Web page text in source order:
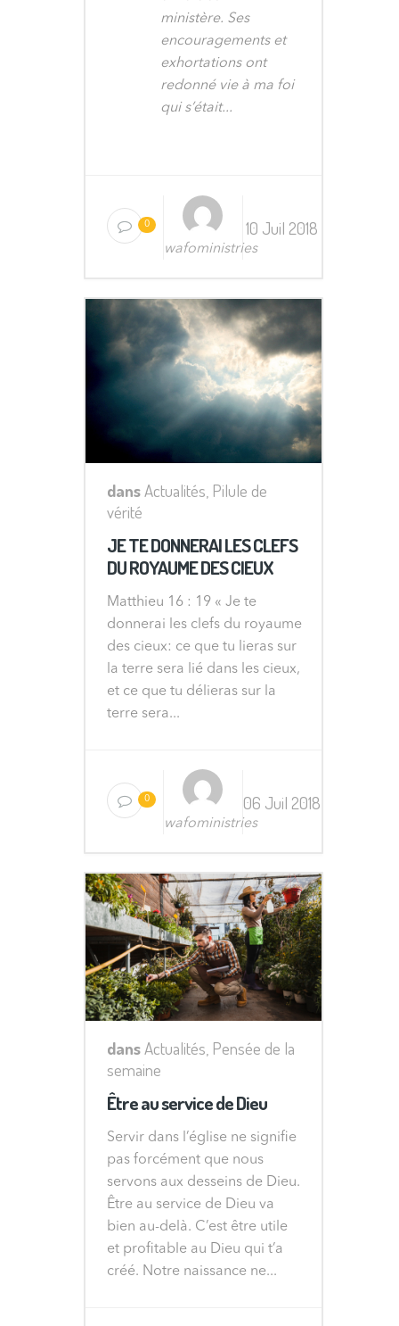
ministère. Ses
encouragements et
exhortations ont
redonné vie à ma foi
qui s’était...
0
wafoministries
10 Juil 2018
dansActualités Pilule de
vérité
JE TE DONNERAI LES CLEFS
DU ROYAUME DES CIEUX
Matthieu 16 : 19 « Je te
donnerai les clefs du royaume
des cieux: ce que tu lieras sur
la terre sera lié dans les cieux,
et ce que tu délieras sur la
terre sera...
0
wafoministries
06 Juil 2018
dansActualités, Pensée de la
semaine
Être au service de Dieu
Servir dans l’église ne signifie
pas forcément que nous
servons aux desseins de Dieu.
Être au service de Dieu va
bien au-delà. C’est être utile
et profitable au Dieu qui t’a
créé. Notre naissance ne...